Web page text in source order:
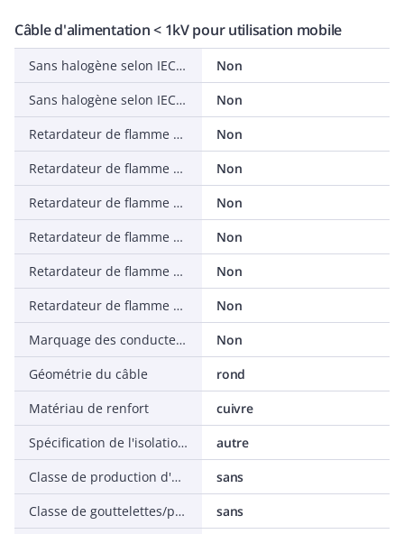
Câble d'alimentation < 1kV pour utilisation mobile
Sans halogène selon IEC 60754-3
Non
Sans halogène selon IEC 60754-1
Non
Retardateur de flamme selon IEC 60332-3-25 (Cat D)
Non
Retardateur de flamme selon IEC 60332-3-24 (Cat C)
Non
Retardateur de flamme selon IEC 60332-3-23 (Cat B)
Non
Retardateur de flamme selon IEC 60332-3-22 (Cat A)
Non
Retardateur de flamme selon IEC 60332-3-21 (Cat A F/R)
Non
Retardateur de flamme selon IEC 60332-1-2
Non
Marquage des conducteurs selon CENELEC HD 308 S2
Non
Géométrie du câble
rond
Matériau de renfort
cuivre
Spécification de l'isolation principale
autre
Classe de production d'acide selon EN 13501-7
sans
Classe de gouttelettes/particules enflammées selon EN 13501-6
sans